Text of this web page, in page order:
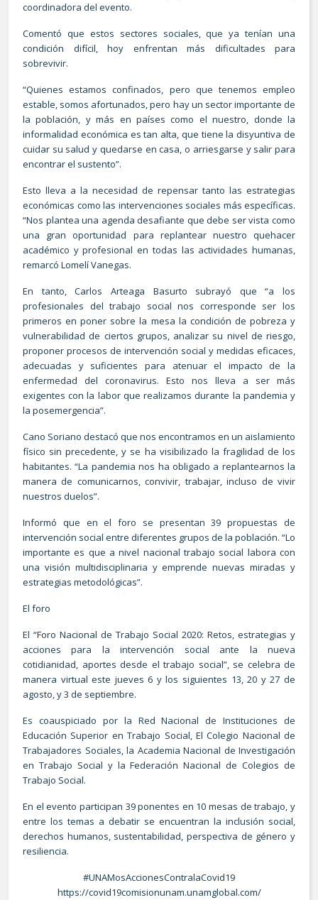
coordinadora del evento.
Comentó que estos sectores sociales, que ya tenían una
condición difícil, hoy enfrentan más dificultades para
sobrevivir.
“Quienes estamos confinados, pero que tenemos empleo
estable, somos afortunados, pero hay un sector importante de
la población, y más en países como el nuestro, donde la
informalidad económica es tan alta, que tiene la disyuntiva de
cuidar su salud y quedarse en casa, o arriesgarse y salir para
encontrar el sustento”.
Esto lleva a la necesidad de repensar tanto las estrategias
económicas como las intervenciones sociales más específicas.
“Nos plantea una agenda desafiante que debe ser vista como
una gran oportunidad para replantear nuestro quehacer
académico y profesional en todas las actividades humanas,
remarcó Lomelí Vanegas.
En tanto, Carlos Arteaga Basurto subrayó que “a los
profesionales del trabajo social nos corresponde ser los
primeros en poner sobre la mesa la condición de pobreza y
vulnerabilidad de ciertos grupos, analizar su nivel de riesgo,
proponer procesos de intervención social y medidas eficaces,
adecuadas y suficientes para atenuar el impacto de la
enfermedad del coronavirus. Esto nos lleva a ser más
exigentes con la labor que realizamos durante la pandemia y
la posemergencia”.
Cano Soriano destacó que nos encontramos en un aislamiento
físico sin precedente, y se ha visibilizado la fragilidad de los
habitantes. “La pandemia nos ha obligado a replantearnos la
manera de comunicarnos, convivir, trabajar, incluso de vivir
nuestros duelos”.
Informó que en el foro se presentan 39 propuestas de
intervención social entre diferentes grupos de la población. “Lo
importante es que a nivel nacional trabajo social labora con
una visión multidisciplinaria y emprende nuevas miradas y
estrategias metodológicas”.
El foro
El “Foro Nacional de Trabajo Social 2020: Retos, estrategias y
acciones para la intervención social ante la nueva
cotidianidad, aportes desde el trabajo social”, se celebra de
manera virtual este jueves 6 y los siguientes 13, 20 y 27 de
agosto, y 3 de septiembre.
Es coauspiciado por la Red Nacional de Instituciones de
Educación Superior en Trabajo Social, El Colegio Nacional de
Trabajadores Sociales, la Academia Nacional de Investigación
en Trabajo Social y la Federación Nacional de Colegios de
Trabajo Social.
En el evento participan 39 ponentes en 10 mesas de trabajo, y
entre los temas a debatir se encuentran la inclusión social,
derechos humanos, sustentabilidad, perspectiva de género y
resiliencia.
#UNAMosAccionesContralaCovid19
https://covid19comisionunam.unamglobal.com/